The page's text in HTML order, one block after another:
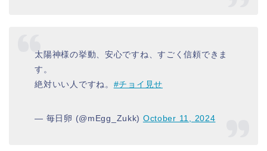
太陽神様の挙動、安心ですね、すごく信頼できま
す。
絶対いい人ですね。 #チョイ見せ
— 毎日卵 (@mEgg_Zukk) October 11, 2024